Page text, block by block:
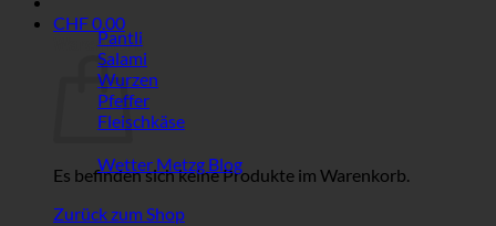
CHF0.00
Warenkorb
Es befinden sich keine Produkte im Warenkorb.
Zurück zum Shop
Pantli
Salami
Wurzen
Pfeffer
Fleischkäse
Wetter Metzg Blog